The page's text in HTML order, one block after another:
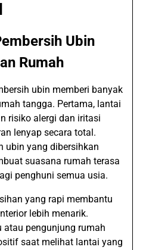
Ubin
Rumah
ubin memberi banyak
tangga. Pertama, lantai
risiko alergi dan iritasi
lenyap secara total.
ubin yang dibersihkan
suasana rumah terasa
penghuni semua usia.
yang rapi membantu
lebih menarik.
atau pengunjung rumah
saat melihat lantai yang